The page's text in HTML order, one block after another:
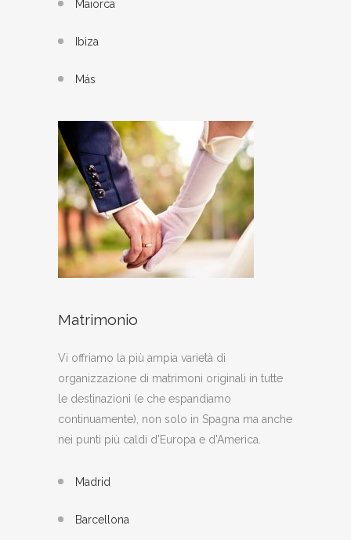
Maiorca
Ibiza
Más
Matrimonio
Vi offriamo la più ampia varietà di
organizzazione di matrimoni originali in tutte
le destinazioni (e che espandiamo
continuamente), non solo in Spagna ma anche
nei punti più caldi d'Europa e d'America.
Madrid
Barcellona